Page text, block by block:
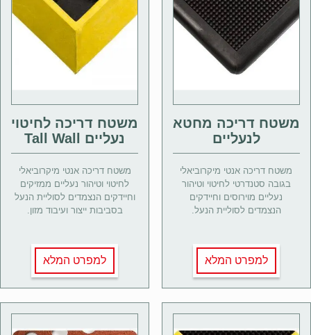
משטח דריכה מחטא
לנעליים
משטח דריכה אנטי מיקרוביאלי
בגובה סטנדרטי לחיטוי וטיהור
נעליים מוירוסים וחיידקים
הנצמדים לסוליית הנעל.
למפרט המלא
משטח דריכה לחיטוי
נעליים Tall Wall
משטח דריכה אנטי מיקרוביאלי
לחיטוי וטיהור נעליים ממזיקים
וחיידקים הנצמדים לסוליית הנעל
בסביבות ייצור ועיבוד מזון.
למפרט המלא